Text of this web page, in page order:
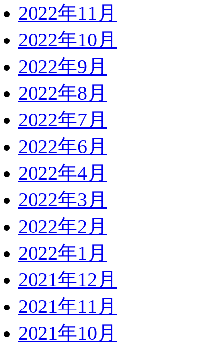
2022年11月
2022年10月
2022年9月
2022年8月
2022年7月
2022年6月
2022年4月
2022年3月
2022年2月
2022年1月
2021年12月
2021年11月
2021年10月